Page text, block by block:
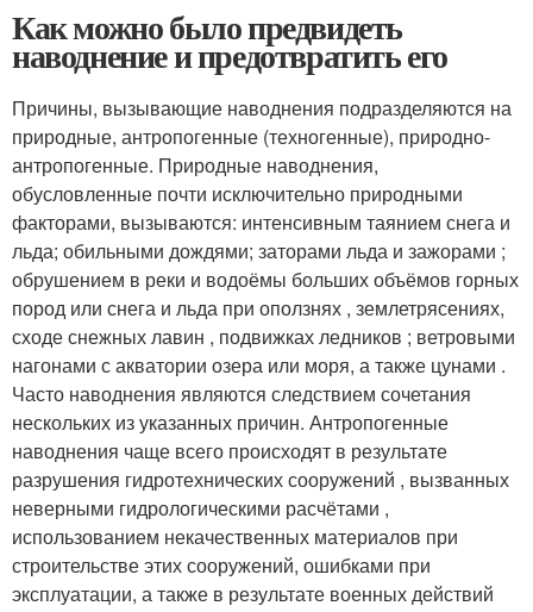
Как можно было предвидеть
наводнение и предотвратить его
Причины, вызывающие наводнения подразделяются на
природные, антропогенные (техногенные), природно-
антропогенные. Природные наводнения,
обусловленные почти исключительно природными
факторами, вызываются: интенсивным таянием снега и
льда; обильными дождями; заторами льда и зажорами ;
обрушением в реки и водоёмы больших объёмов горных
пород или снега и льда при оползнях , землетрясениях,
сходе снежных лавин , подвижках ледников ; ветровыми
нагонами с акватории озера или моря, а также цунами .
Часто наводнения являются следствием сочетания
нескольких из указанных причин. Антропогенные
наводнения чаще всего происходят в результате
разрушения гидротехнических сооружений , вызванных
неверными гидрологическими расчётами ,
использованием некачественных материалов при
строительстве этих сооружений, ошибками при
эксплуатации, а также в результате военных действий